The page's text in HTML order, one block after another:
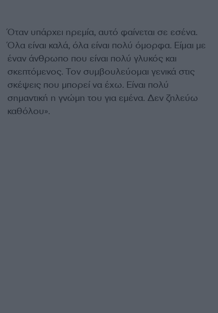
Όταν υπάρχει ηρεμία, αυτό φαίνεται σε εσένα.
Όλα είναι καλά, όλα είναι πολύ όμορφα. Είμαι με
έναν άνθρωπο που είναι πολύ γλυκός και
σκεπτόμενος. Τον συμβουλεύομαι γενικά στις
σκέψεις που μπορεί να έχω. Είναι πολύ
σημαντική η γνώμη του για εμένα. Δεν ζηλεύω
καθόλου».